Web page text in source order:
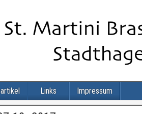
Links Impressum